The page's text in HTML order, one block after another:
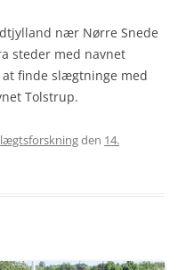
nær Nørre Snede
steder med navnet
finde slægtninge med
Tolstrup.
den 14.